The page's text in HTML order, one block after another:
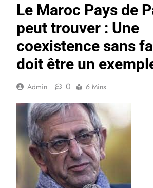
Le Maroc Pays de
peut trouver : Une
coexistence sans
doit être un
Admin 0 6 Mins